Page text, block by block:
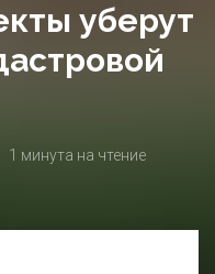
уберут
1 минута на чтение